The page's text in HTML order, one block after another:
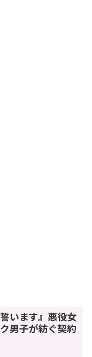
います』悪役女
男子が紡ぐ契約